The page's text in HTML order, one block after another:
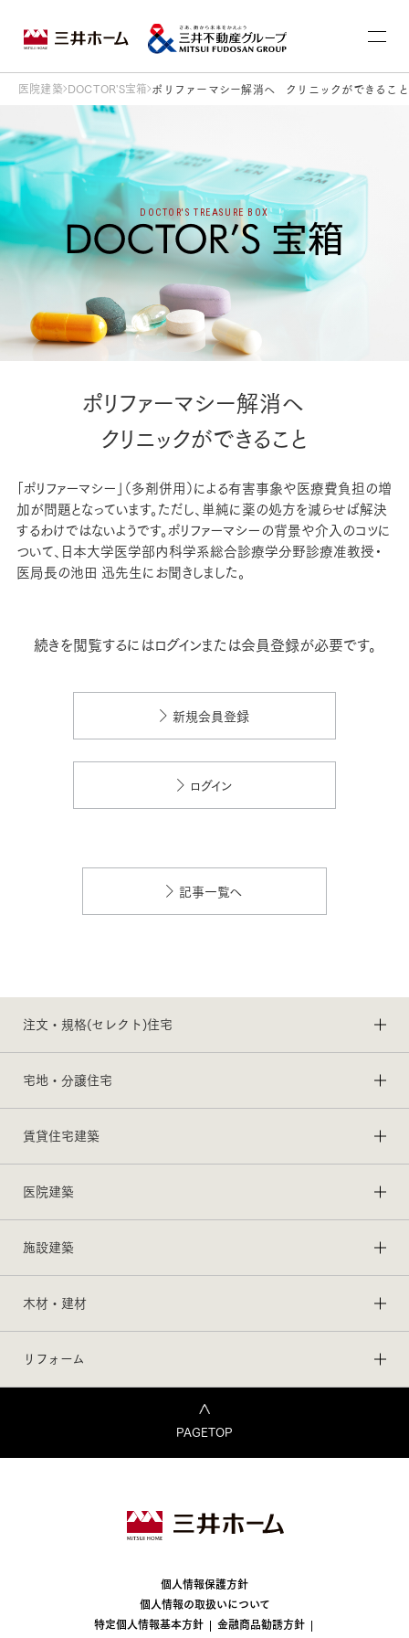
医院建築 DOCTOR'S宝箱 ポリファーマシー解消へ クリニックができること
DOCTOR'S TREASURE BOX
ポリファーマシー解消へ
クリニックができること
「ポリファーマシー」（多剤併用）による有害事象や医療費負担の増
加が問題となっています。ただし、単純に薬の処方を減らせば解決
するわけではないようです。ポリファーマシーの背景や介入のコツに
ついて、日本大学医学部内科学系総合診療学分野診療准教授・
医局長の池田 迅先生にお聞きしました。
続きを閲覧するにはログインまたは会員登録が必要です。
新規会員登録
ログイン
記事一覧へ
注文・規格(セレクト)住宅
宅地・分譲住宅
賃貸住宅建築
医院建築
施設建築
木材・建材
リフォーム
PAGETOP
個人情報保護方針
個人情報の取扱いについて
特定個人情報基本方針
金融商品勧誘方針